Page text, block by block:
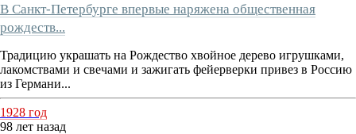
В Санкт-Петербурге впервые наряжена общественная
рождеств...
Традицию украшать на Рождество хвойное дерево игрушками,
лакомствами и свечами и зажигать фейерверки привез в Россию
из Германи...
1928 год
98 лет назад